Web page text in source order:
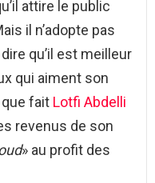
attire le public
il n’adopte pas
qu’il est meilleur
qui aiment son
que fait Lotfi Abdelli
revenus de son
» au profit des